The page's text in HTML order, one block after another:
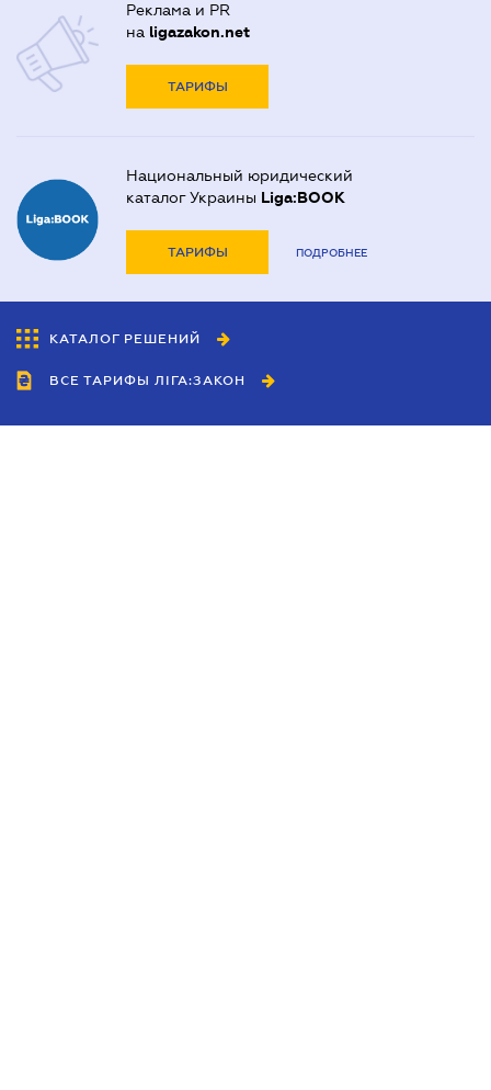
Реклама и PR
на ligazakon.net
ТАРИФЫ
Национальный юридический
каталог Украины Liga:BOOK
ТАРИФЫ ПОДРОБНЕЕ
КАТАЛОГ РЕШЕНИЙ
ВСЕ ТАРИФЫ ЛІГА:ЗАКОН